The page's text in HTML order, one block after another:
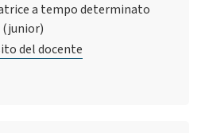
a tempo determinato
del docente